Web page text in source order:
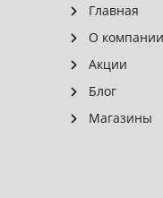
Главная
О компании
Акции
Блог
Магазины